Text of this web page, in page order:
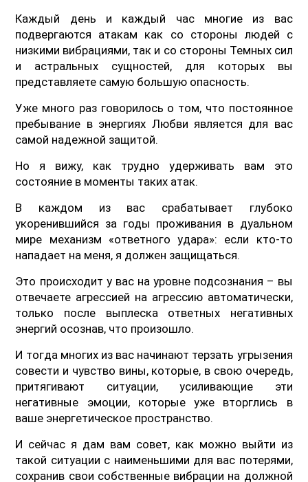
Каждый день и каждый час многие из вас
подвергаются атакам как со стороны людей с
низкими вибрациями, так и со стороны Темных сил
и астральных сущностей, для которых вы
представляете самую большую опасность.
Уже много раз говорилось о том, что постоянное
пребывание в энергиях Любви является для вас
самой надежной защитой.
Но я вижу, как трудно удерживать вам это
состояние в моменты таких атак.
В каждом из вас срабатывает глубоко
укоренившийся за годы проживания в дуальном
мире механизм «ответного удара»: если кто-то
нападает на меня, я должен защищаться.
Это происходит у вас на уровне подсознания – вы
отвечаете агрессией на агрессию автоматически,
только после выплеска ответных негативных
энергий осознав, что произошло.
И тогда многих из вас начинают терзать угрызения
совести и чувство вины, которые, в свою очередь,
притягивают ситуации, усиливающие эти
негативные эмоции, которые уже вторглись в
ваше энергетическое пространство.
И сейчас я дам вам совет, как можно выйти из
такой ситуации с наименьшими для вас потерями,
сохранив свои собственные вибрации на должной